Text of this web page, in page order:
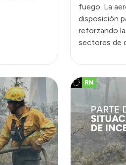
fuego. La
disposición
reforzando
sectores de